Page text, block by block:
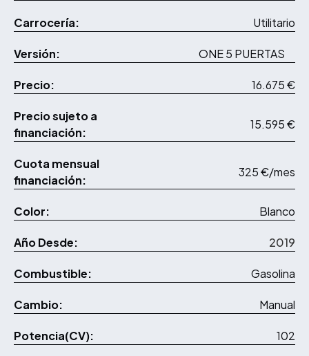
Carrocería: Utilitario
Versión: ONE 5 PUERTAS
Precio: 16.675 €
Precio sujeto a
financiación:
15.595 €
Cuota mensual
financiación:
325 €/mes
Color: Blanco
Año Desde: 2019
Combustible: Gasolina
Cambio: Manual
Potencia(CV): 102